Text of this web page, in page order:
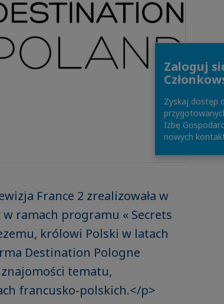
France 2 zrealizowała w
ramach programu « Secrets
królowi Polski w latach
Destination Pologne
tematu,
francusko-polskich.</p>
Zaloguj
Zyskaj dostęp
Izbę
nowych